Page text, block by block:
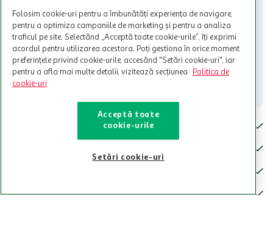
Contacteaza-ne!
Iti stam mereu la dispozitie.
021-9141 contact@auchan.ro
Tinem aproape
Folosim cookie-uri pentru a îmbunătăți experiența de navigare,
pentru a optimiza campaniile de marketing și pentru a analiza
traficul pe site. Selectând „Acceptă toate cookie-urile”, îți exprimi
acordul pentru utilizarea acestora. Poți gestiona în orice moment
preferințele privind cookie-urile, accesând "Setări cookie-uri", iar
pentru a afla mai multe detalii, vizitează secțiunea
Politica de
cookie-uri
Acceptă toate
cookie-urile
Setări cookie-uri